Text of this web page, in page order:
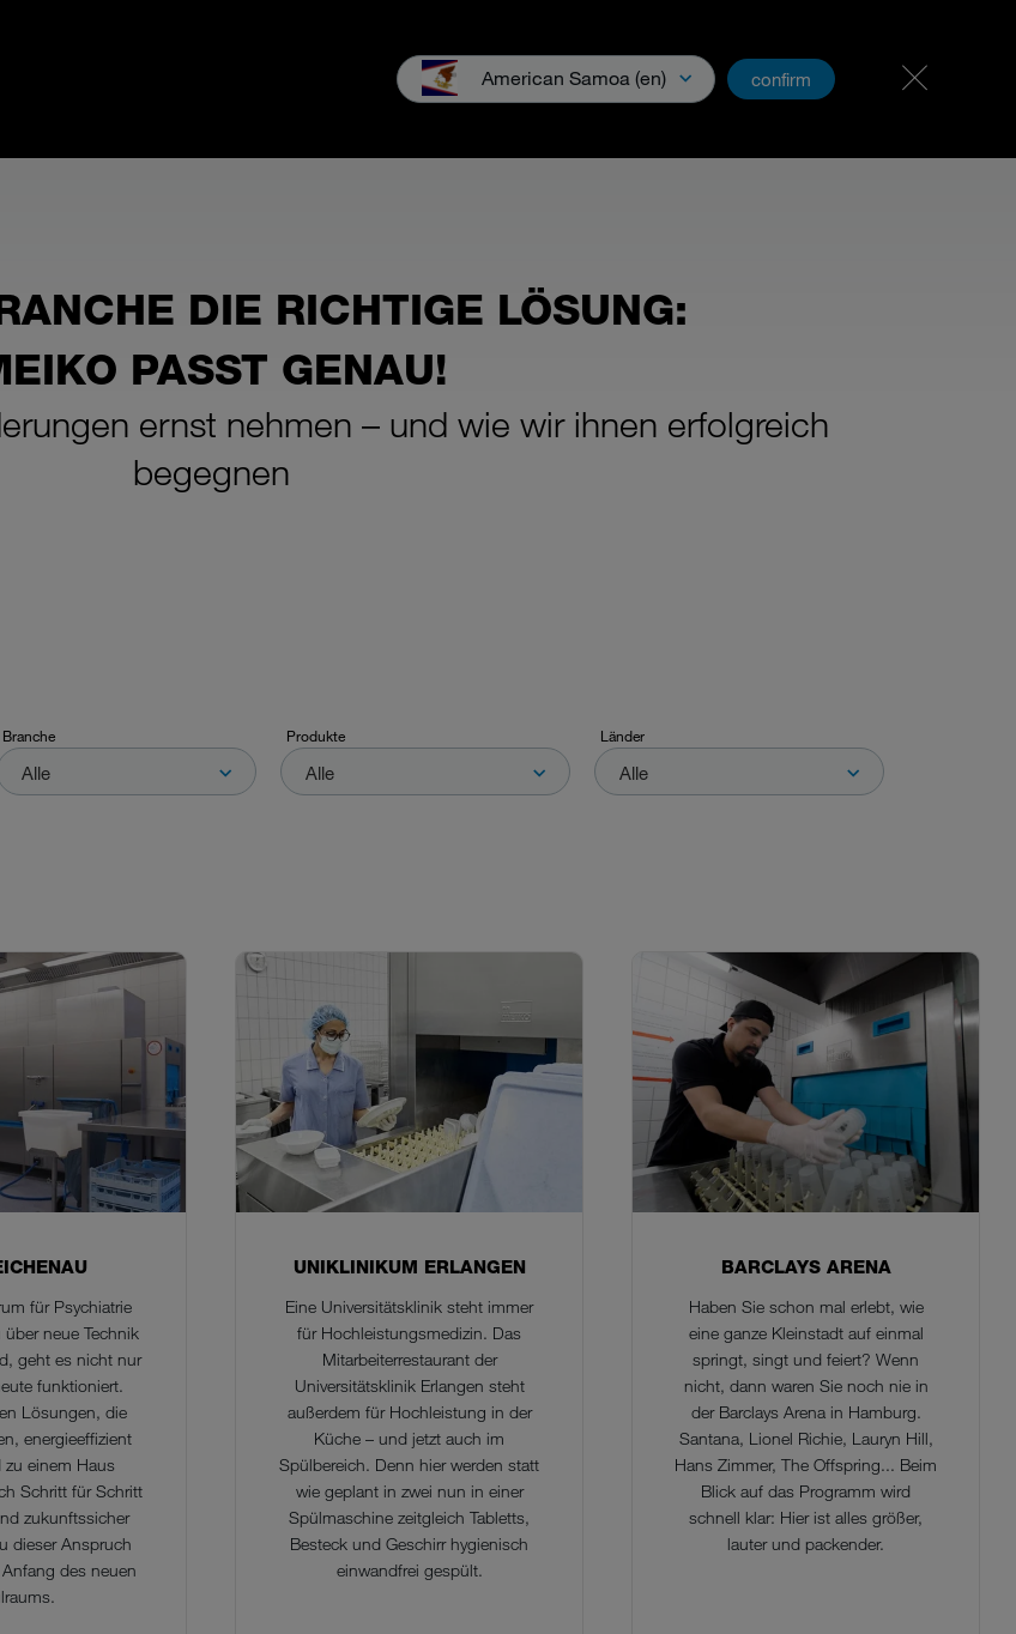
American Samoa (en) confirm
DIE RICHTIGE LÖSUNG:
PASST GENAU!
ernst nehmen – und wie wir ihnen erfolgreich
begegnen
Branche
Alle
Produkte
Alle
Länder
Alle
für Psychiatrie
über neue Technik
geht es nicht nur
funktioniert.
Lösungen, die
energieeffizient
einem Haus
Schritt für Schritt
zukunftssicher
dieser Anspruch
des neuen
UNIKLINIKUM ERLANGEN
Eine Universitätsklinik steht immer
für Hochleistungsmedizin. Das
Mitarbeiterrestaurant der
Universitätsklinik Erlangen steht
außerdem für Hochleistung in der
Küche – und jetzt auch im
Spülbereich. Denn hier werden statt
wie geplant in zwei nun in einer
Spülmaschine zeitgleich Tabletts,
Besteck und Geschirr hygienisch
einwandfrei gespült.
BARCLAYS ARENA
Haben Sie schon mal erlebt, wie
eine ganze Kleinstadt auf einmal
springt, singt und feiert? Wenn
nicht, dann waren Sie noch nie in
der Barclays Arena in Hamburg.
Santana, Lionel Richie, Lauryn Hill,
Hans Zimmer, The Offspring... Beim
Blick auf das Programm wird
schnell klar: Hier ist alles größer,
lauter und packender.